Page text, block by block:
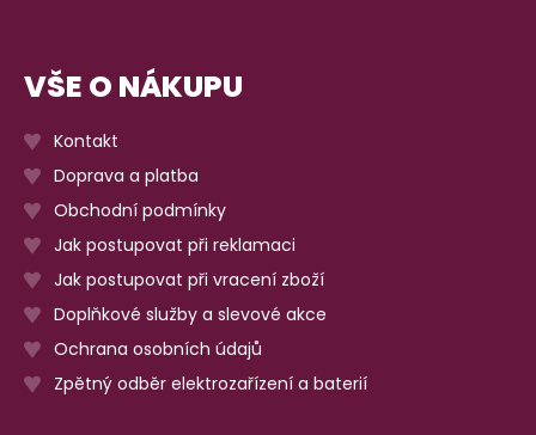
VŠE O NÁKUPU
Kontakt
Doprava a platba
Obchodní podmínky
Jak postupovat při reklamaci
Jak postupovat při vracení zboží
Doplňkové služby a slevové akce
Ochrana osobních údajů
Zpětný odběr elektrozařízení a baterií